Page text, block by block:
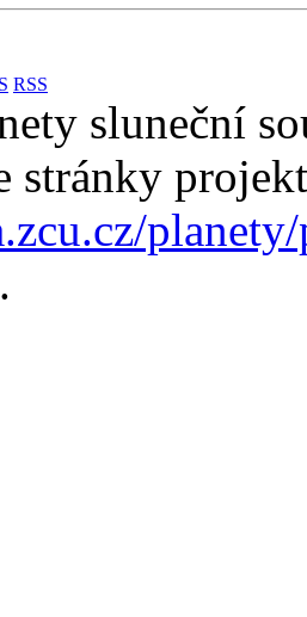
RSS
sluneční
stránky